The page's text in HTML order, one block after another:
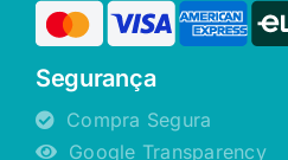
Segurança
Compra Segura
Google Transparency